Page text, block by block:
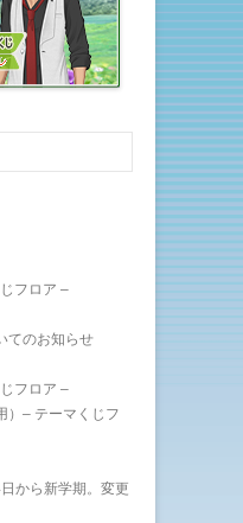
フロア –
てのお知らせ
フロア –
）– テーマくじフ
から新学期。変更